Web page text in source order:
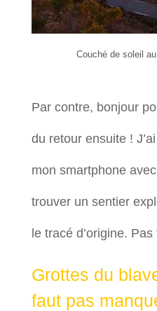
Couché de soleil
Par contre, bonjour
du retour ensuite !
mon smartphone
trouver un sentier
le tracé d’origine. Pas
Grottes du
faut pas